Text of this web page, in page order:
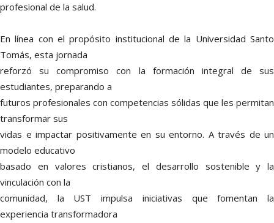
profesional de la salud.
En línea con el propósito institucional de la Universidad Santo
Tomás, esta jornada
reforzó su compromiso con la formación integral de sus
estudiantes, preparando a
futuros profesionales con competencias sólidas que les permitan
transformar sus
vidas e impactar positivamente en su entorno. A través de un
modelo educativo
basado en valores cristianos, el desarrollo sostenible y la
vinculación con la
comunidad, la UST impulsa iniciativas que fomentan la
experiencia transformadora